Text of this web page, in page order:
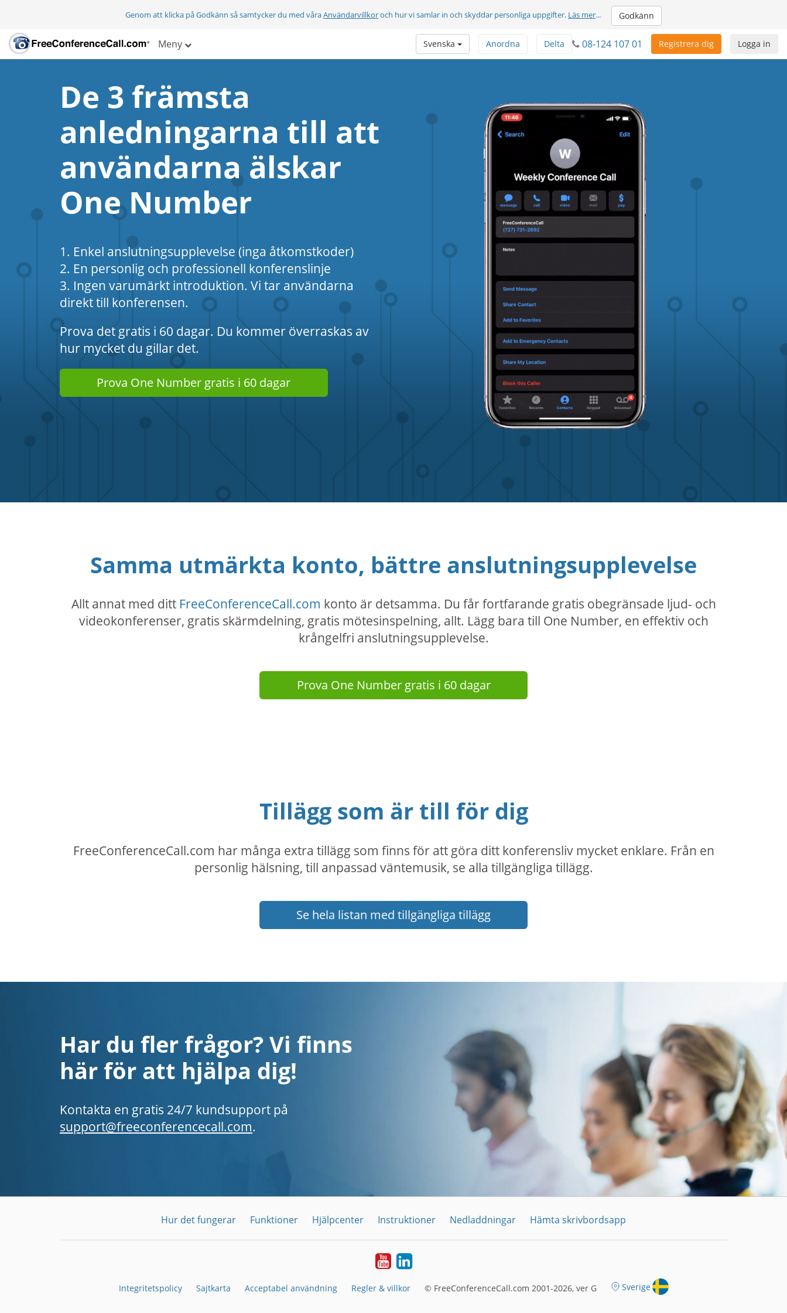
Genom att klicka på Godkänn så samtycker du med våraAnvändarvillkoroch hur vi samlar in och skyddar personliga uppgifter. Läs mer... Godkänn
Meny Logga in
Registrera dig
08-124 107 01
Delta
Anordna
Svenska
De 3 främsta
anledningarna till att
användarna älskar
One Number
1. Enkel anslutningsupplevelse (inga åtkomstkoder)
2. En personlig och professionell konferenslinje
3. Ingen varumärkt introduktion. Vi tar användarna
direkt till konferensen.
Prova det gratis i 60 dagar. Du kommer överraskas av
hur mycket du gillar det.
Prova One Number gratis i 60 dagar
Samma utmärkta konto, bättre anslutningsupplevelse
Allt annat med ditt FreeConferenceCall.com konto är detsamma. Du får fortfarande gratis obegränsade ljud- och
videokonferenser, gratis skärmdelning, gratis mötesinspelning, allt. Lägg bara till One Number, en effektiv och
krångelfri anslutningsupplevelse.
Prova One Number gratis i 60 dagar
Tillägg som är till för dig
FreeConferenceCall.com har många extra tillägg som finns för att göra ditt konferensliv mycket enklare. Från en
personlig hälsning, till anpassad väntemusik, se alla tillgängliga tillägg.
Se hela listan med tillgängliga tillägg
Har du fler frågor? Vi finns
här för att hjälpa dig!
Kontakta en gratis 24/7 kundsupport på
support@freeconferencecall.com.
Hur det fungerar Funktioner Hjälpcenter Instruktioner Nedladdningar Hämta skrivbordsapp
YouTubeLinkedIn
Integritetspolicy Sajtkarta Acceptabel användning Regler & villkor © FreeConferenceCall.com 2001-2026, ver G Sverige